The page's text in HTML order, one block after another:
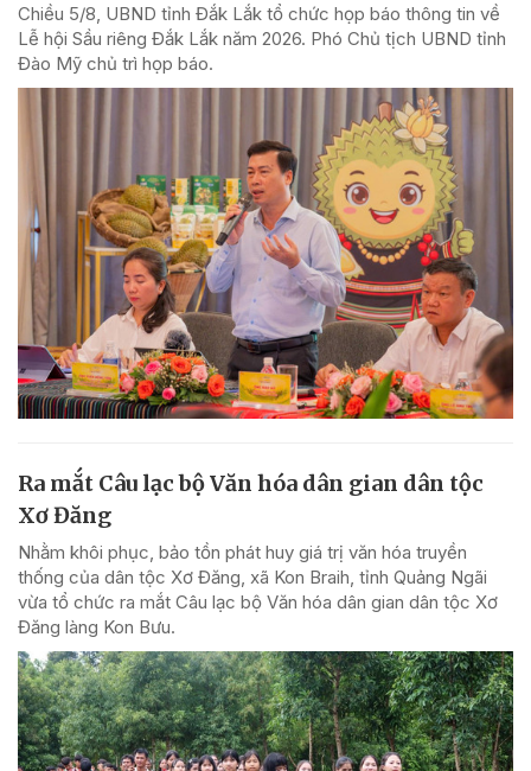
Chiều 5/8, UBND tỉnh Đắk Lắk tổ chức họp báo thông tin về
Lễ hội Sầu riêng Đắk Lắk năm 2026. Phó Chủ tịch UBND tỉnh
Đào Mỹ chủ trì họp báo.
Ra mắt Câu lạc bộ Văn hóa dân gian dân tộc
Xơ Đăng
Nhằm khôi phục, bảo tồn phát huy giá trị văn hóa truyền
thống của dân tộc Xơ Đăng, xã Kon Braih, tỉnh Quảng Ngãi
vừa tổ chức ra mắt Câu lạc bộ Văn hóa dân gian dân tộc Xơ
Đăng làng Kon Bưu.